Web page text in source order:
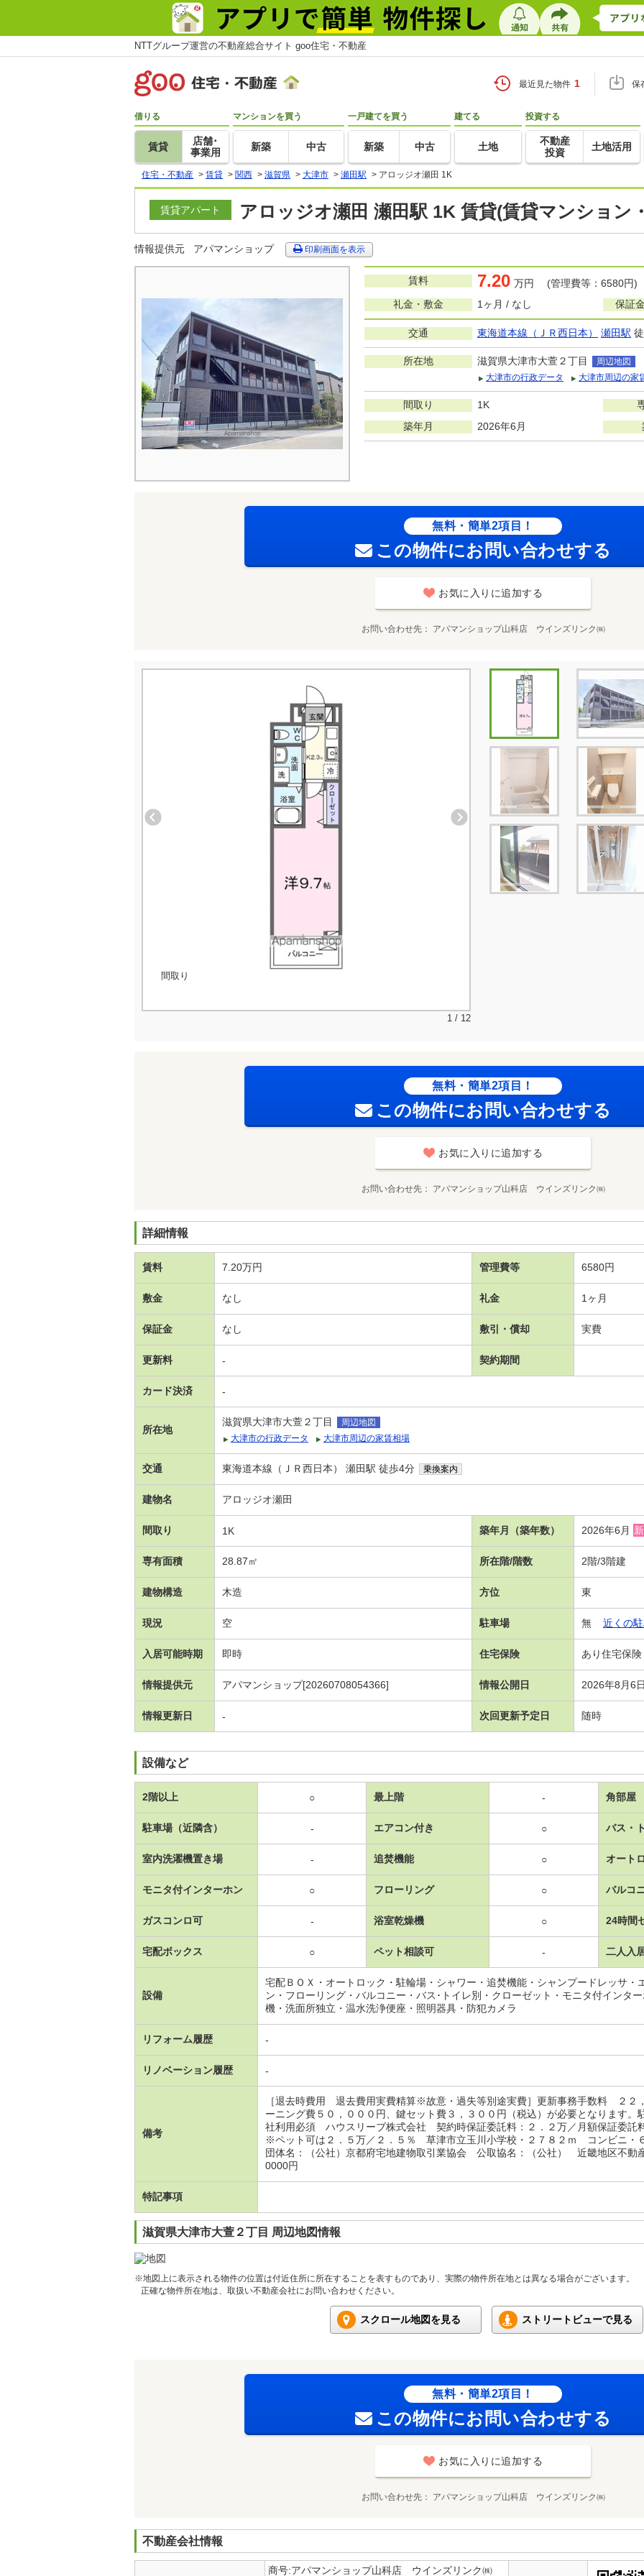
NTTグループ運営の不動産総合サイト goo住宅・不動産
最近見た物件 1 保
借りる
賃貸
店舗･
事業用
マンションを買う
新築 中古
一戸建てを買う
新築 中古
建てる
土地
投資する
不動産
投資
土地活用
住宅・不動産 > 賃貸 > 関西 > 滋賀県 > 大津市 > 瀬田駅 > アロッジオ瀬田 1K
賃貸アパート アロッジオ瀬田 瀬田駅 1K 賃貸(賃貸マンション
情報提供元 アパマンショップ 印刷画面を表示
賃料 7.20 万円 (管理費等：6580円)
礼金・敷金
1ヶ月 / なし 保証
交通 東海道本線（ＪＲ西日本） 瀬田駅
所在地 滋賀県大津市大萱２丁目
周辺地図
大津市の行政データ
大津市周辺の家
間取り 1K
築年月
2026年6月
無料・簡単2項目！
この物件にお問い合わせする
お気に入りに追加する
お問い合わせ先 アパマンショップ山科店 ウインズリンク㈱
間取り
1 / 12
無料・簡単2項目！
この物件にお問い合わせする
お気に入りに追加する
お問い合わせ先 アパマンショップ山科店 ウインズリンク㈱
詳細情報
賃料 7.20万円 管理費等 6580円
敷金 なし 礼金 1ヶ月
保証金 なし 敷引・償却 実費
更新料 - 契約期間
カード決済 -
所在地
滋賀県大津市大萱２丁目
周辺地図
大津市の行政データ
大津市周辺の家賃相場
交通 東海道本線（ＪＲ西日本） 瀬田駅 徒歩4分 乗換案内
建物名 アロッジオ瀬田
間取り 1K 築年月（築年数） 2026年6月
専有面積 28.87㎡ 所在階/階数 2階/3階建
建物構造 木造 方位 東
現況 空 駐車場 無 近くの
入居可能時期 即時 住宅保険 あり住宅保険
情報提供元 アパマンショップ[20260708054366] 情報公開日 2026年8月6
情報更新日 - 次回更新予定日 随時
設備など
2階以上 ○ 最上階 - 角部屋
駐車場（近隣含） - エアコン付き ○ バス・
室内洗濯機置き場 - 追焚機能 ○ オート
モニタ付インターホン ○ フローリング ○ バルコ
ガスコンロ可 - 浴室乾燥機 ○ 24時間
宅配ボックス ○ ペット相談可 - 二人入
設備
宅配ＢＯＸ・オートロック・駐輪場・シャワー・追焚機能・シャンプードレッサ・
ン・フローリング・バルコニー・バス･トイレ別・クローゼット・モニタ付インタ
機・洗面所独立・温水洗浄便座・照明器具・防犯カメラ
リフォーム履歴 -
リノベーション履歴 -
備考
［退去時費用 退去費用実費精算※故意・過失等別途実費］更新事務手数料 ２２
ーニング費５０，０００円、鍵セット費３，３００円（税込）が必要となります
社利用必須 ハウスリーブ株式会社 契約時保証委託料：２．２万／月額保証委
※ペット可は２．５万／２．５％ 草津市立玉川小学校・２７８２ｍ コンビニ
団体名：（公社）京都府宅地建物取引業協会 公取協名：（公社） 近畿地区不動
0000円
特記事項
滋賀県大津市大萱２丁目 周辺地図情報
※地図上に表示される物件の位置は付近住所に所在することを表すものであり、実際の物件所在地とは異なる場合がございます。
正確な物件所在地は、取扱い不動産会社にお問い合わせください。
スクロール地図を見る ストリートビューで見る
無料・簡単2項目！
この物件にお問い合わせする
お気に入りに追加する
お問い合わせ先 アパマンショップ山科店 ウインズリンク㈱
不動産会社情報
商号:アパマンショップ山科店 ウインズリンク㈱